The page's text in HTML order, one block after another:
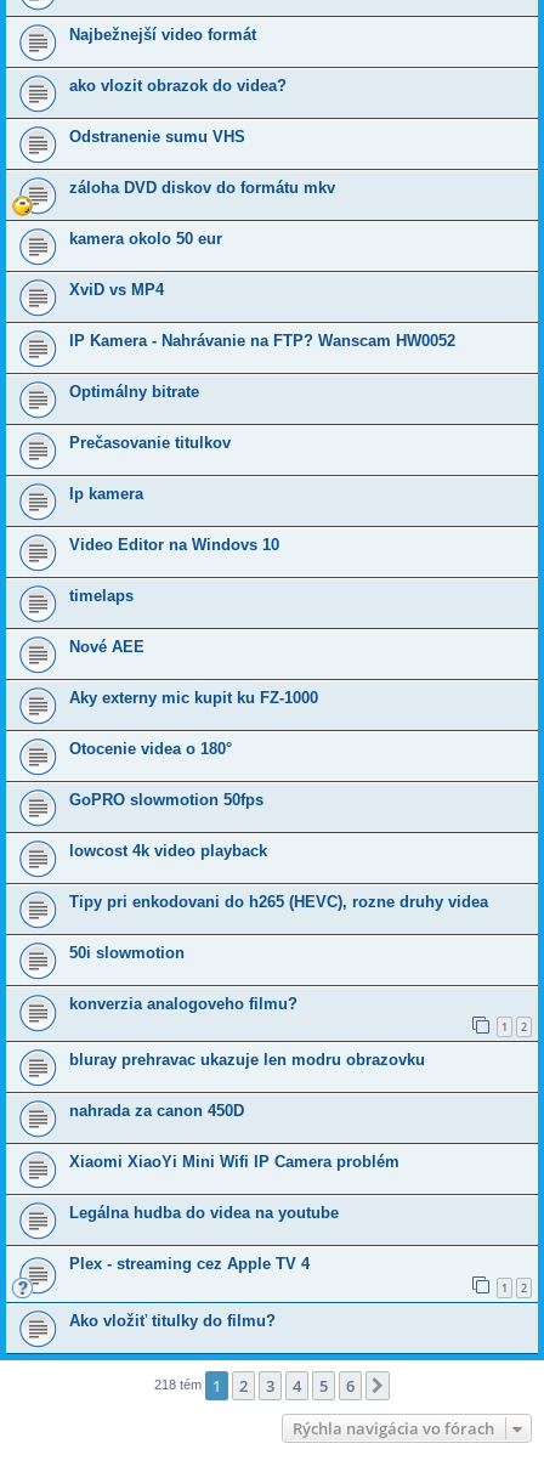
Najbežnejší video formát
ako vlozit obrazok do videa?
Odstranenie sumu VHS
záloha DVD diskov do formátu mkv
kamera okolo 50 eur
XviD vs MP4
IP Kamera - Nahrávanie na FTP? Wanscam HW0052
Optimálny bitrate
Prečasovanie titulkov
Ip kamera
Video Editor na Windovs 10
timelaps
Nové AEE
Aky externy mic kupit ku FZ-1000
Otocenie videa o 180°
GoPRO slowmotion 50fps
lowcost 4k video playback
Tipy pri enkodovani do h265 (HEVC), rozne druhy videa
50i slowmotion
konverzia analogoveho filmu?
1 2
bluray prehravac ukazuje len modru obrazovku
nahrada za canon 450D
Xiaomi XiaoYi Mini Wifi IP Camera problém
Legálna hudba do videa na youtube
Plex - streaming cez Apple TV 4
1 2
Ako vložiť titulky do filmu?
218 tém 1 2 3 4 5 6
Rýchla navigácia vo fórach